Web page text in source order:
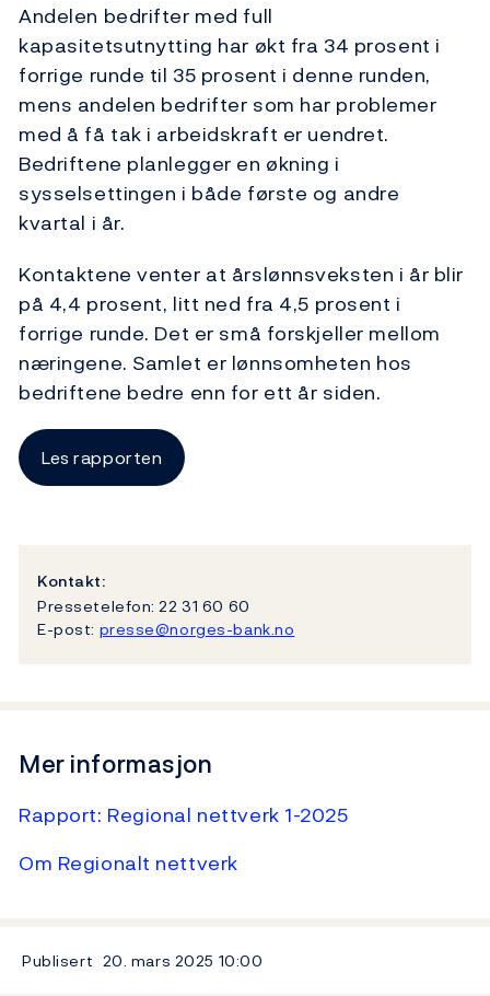
Andelen bedrifter med full
kapasitetsutnytting har økt fra 34 prosent i
forrige runde til 35 prosent i denne runden,
mens andelen bedrifter som har problemer
med å få tak i arbeidskraft er uendret.
Bedriftene planlegger en økning i
sysselsettingen i både første og andre
kvartal i år.
Kontaktene venter at årslønnsveksten i år blir
på 4,4 prosent, litt ned fra 4,5 prosent i
forrige runde. Det er små forskjeller mellom
næringene. Samlet er lønnsomheten hos
bedriftene bedre enn for ett år siden.
Les rapporten
Kontakt:
Pressetelefon: 22 31 60 60
E-post: presse@norges-bank.no
Mer informasjon
Rapport: Regional nettverk 1-2025
Om Regionalt nettverk
Publisert 20. mars 2025 10:00